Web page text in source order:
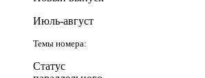
Июль-август
Темы номера:
Статус